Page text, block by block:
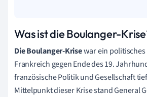
Was ist die Boulanger-
Die Boulanger-Krisewar ein politisches
Frankreich gegen Ende des 19.
französische Politik und Gesellschaft
Mittelpunkt dieser Krise stand General